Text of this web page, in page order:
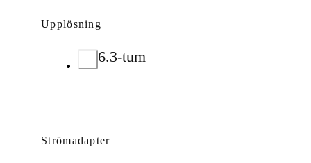
Upplösning
6.3-tum
Strömadapter